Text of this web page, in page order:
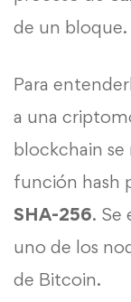
de un bloque.
Para
a una
blockchain se
función hash
SHA-256. Se
uno de los
de Bitcoin.